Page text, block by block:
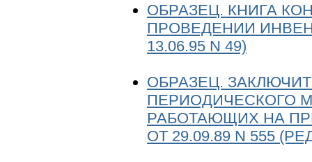
ОБРАЗЕЦ. КНИГА
ПРОВЕДЕНИИ
13.06.95 N 49)
ОБРАЗЕЦ.
ПЕРИОДИЧЕСКОГО
РАБОТАЮЩИХ НА
ОТ 29.09.89 N 555